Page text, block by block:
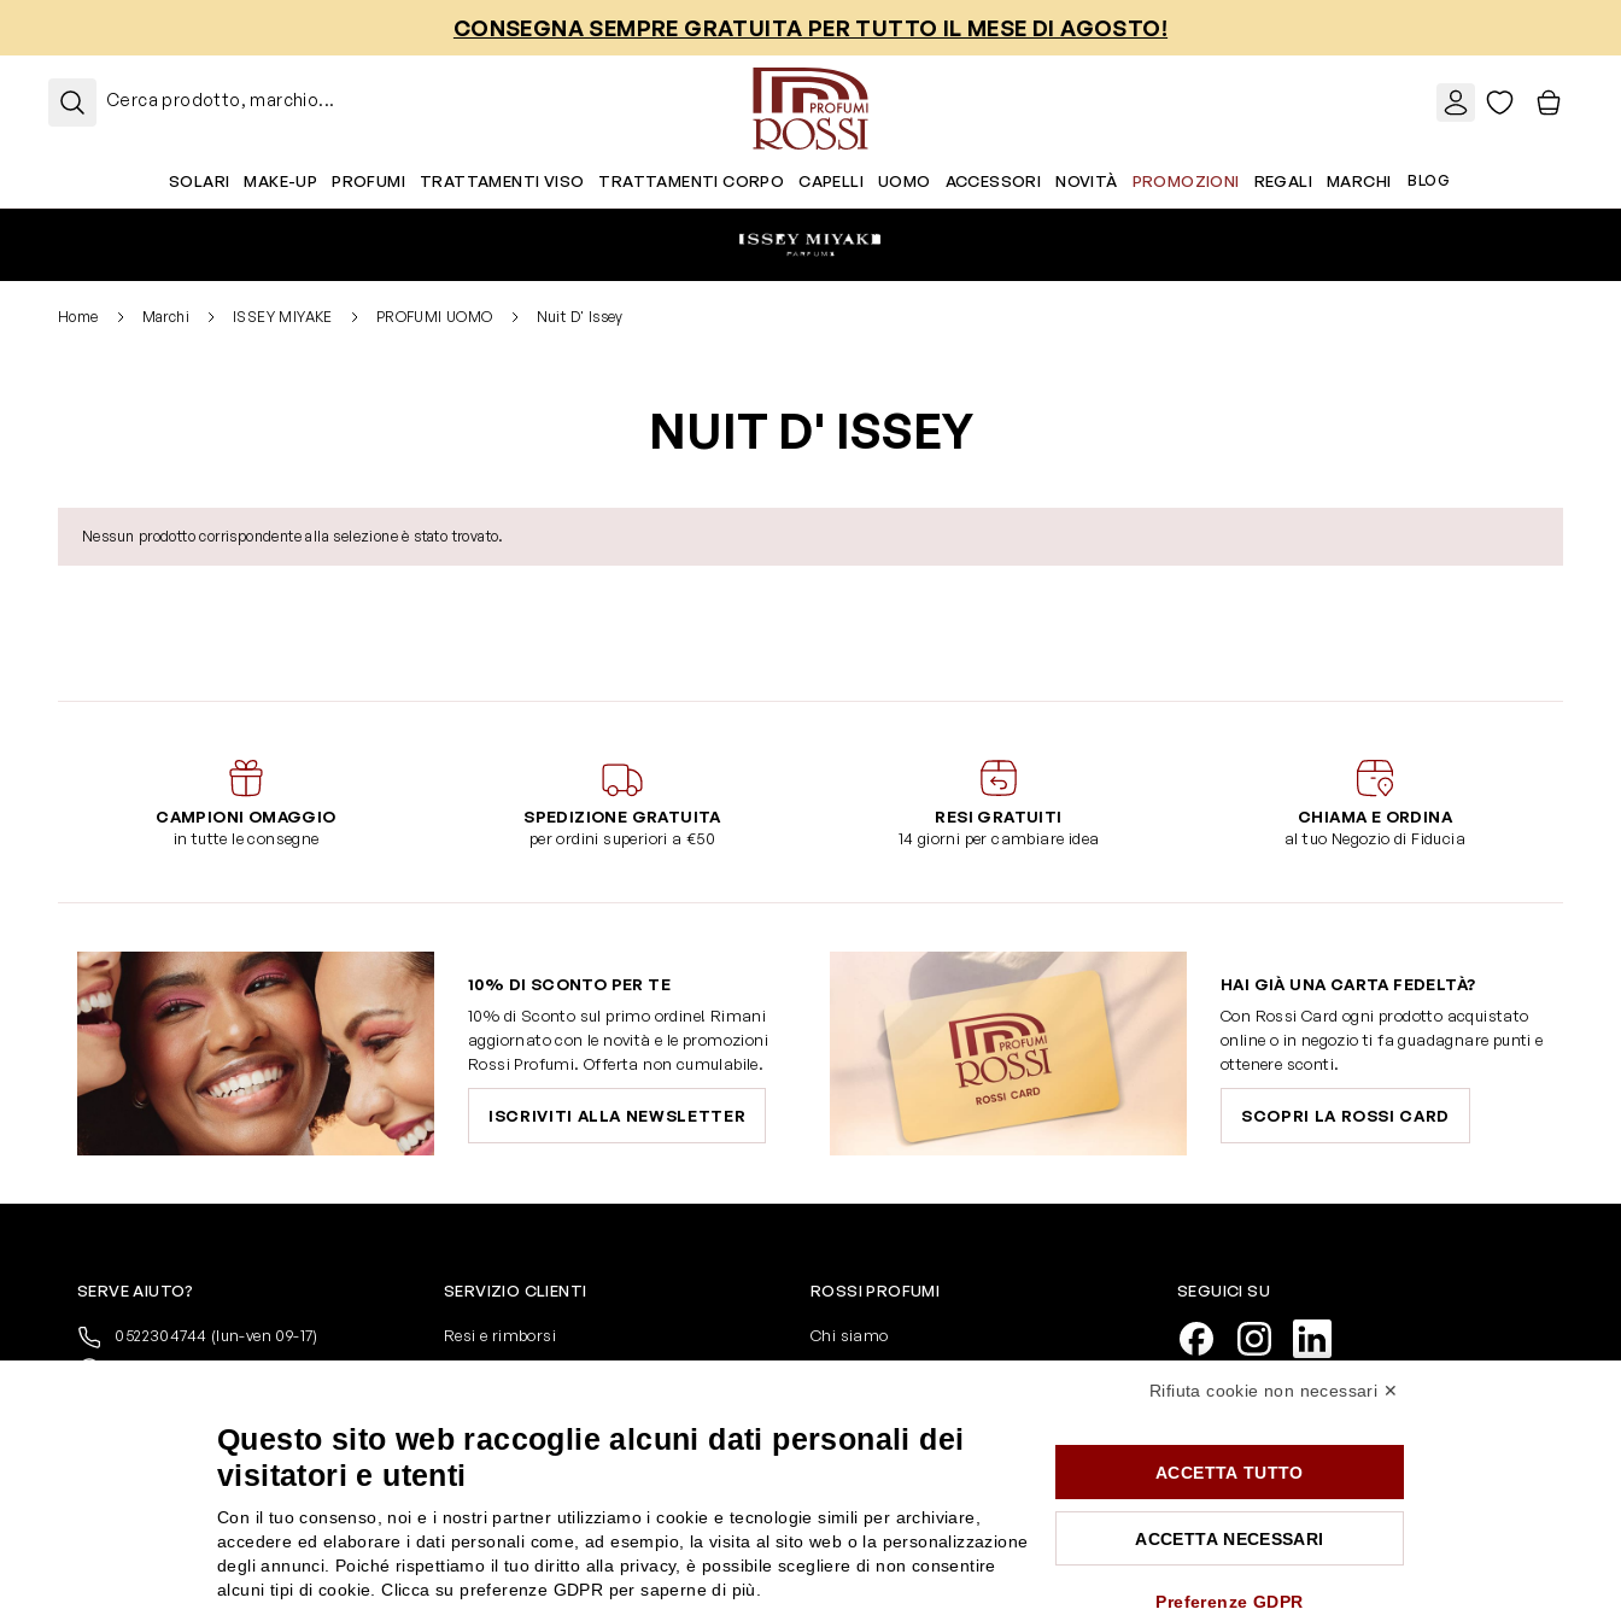
CONSEGNA SEMPRE GRATUITA PER TUTTO IL MESE DI AGOSTO!
Cerca prodotto, marchio...
SOLARI MAKE-UP PROFUMI TRATTAMENTI VISO TRATTAMENTI CORPO CAPELLI UOMO ACCESSORI NOVITÀ PROMOZIONI REGALI MARCHI BLOG
Home Marchi ISSEY MIYAKE PROFUMI UOMO Nuit D' Issey
NUIT D' ISSEY
Nessun prodotto corrispondente alla selezione è stato trovato.
CAMPIONI OMAGGIO
in tutte le consegne
SPEDIZIONE GRATUITA
per ordini superiori a €50
RESI GRATUITI
14 giorni per cambiare idea
CHIAMA E ORDINA
al tuo Negozio di Fiducia
10% DI SCONTO PER TE
10% di Sconto sul primo ordine! Rimani
aggiornato con le novità e le promozioni
Rossi Profumi. Offerta non cumulabile.
ISCRIVITI ALLA NEWSLETTER
HAI GIÀ UNA CARTA FEDELTÀ?
Con Rossi Card ogni prodotto acquistato
online o in negozio ti fa guadagnare punti e
ottenere sconti.
SCOPRI LA ROSSI CARD
SERVE AIUTO?
0522304744 (lun-ven 09-17)
+39 3346440838
SEGUICI SU
SERVIZIO CLIENTI
Resi e rimborsi
Pagamenti
Condizioni generali di vendita
Privacy Policy
Cookies
ROSSI PROFUMI
Chi siamo
Contattaci
Attiva la Rossi Card
Lavora con noi
Segnalazione (Whistleblowing)
10% di Sconto sul primo ordine! *
Iscriviti alla newsletter e rimani
aggiornato con le novità e le promozioni
Rossi Profumi.
*Il Buono non si applica su Articoli in
Promozione
Rifiuta cookie non necessari ✕
Questo sito web raccoglie alcuni dati personali dei
visitatori e utenti
Con il tuo consenso, noi e i nostri partner utilizziamo i cookie e tecnologie simili per archiviare,
accedere ed elaborare i dati personali come, ad esempio, la visita al sito web o la personalizzazione
degli annunci. Poiché rispettiamo il tuo diritto alla privacy, è possibile scegliere di non consentire
alcuni tipi di cookie. Clicca su preferenze GDPR per saperne di più.
ACCETTA TUTTO
ACCETTA NECESSARI
Preferenze GDPR